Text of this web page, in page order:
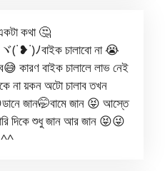
কথা 🤔
ﾉবাইক চালাবো না 😭
কারণ বাইক চালালে লাভ নেই
না য়কন অটো চালাব তখন
জান🤭বামে জান 😝 আস্তে
দিকে শুধু জান আর জান 😝😜
^⁠⁠⁠^